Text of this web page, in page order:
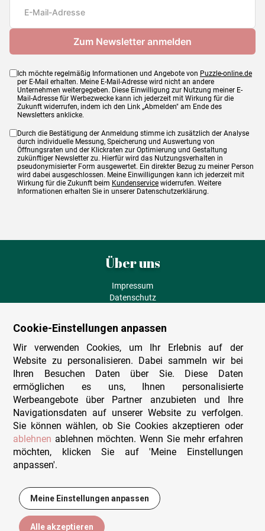
Maße
9,95 €
Ich möchte regelmäßig Informationen und Angebote von Puzzle-online.de
per E-Mail erhalten. Meine E-Mail-Adresse wird nicht an andere
Unternehmen weitergegeben. Diese Einwilligung zur Nutzung meiner E-
Mail-Adresse für Werbezwecke kann ich jederzeit mit Wirkung für die
Zukunft widerrufen, indem ich den Link „Abmelden" am Ende des
Newsletters anklicke.
Durch die Bestätigung der Anmeldung stimme ich zusätzlich der Analyse
durch individuelle Messung, Speicherung und Auswertung von
Öffnungsraten und der Klickraten zur Optimierung und Gestaltung
zukünftiger Newsletter zu. Hierfür wird das Nutzungsverhalten in
pseudonymisierter Form ausgewertet. Ein direkter Bezug zu meiner Person
wird dabei ausgeschlossen. Meine Einwilligungen kann ich jederzeit mit
Wirkung für die Zukunft beim Kundenservice widerrufen. Weitere
Informationen erhalten Sie in unserer Datenschutzerklärung.
Über uns
Impressum
Datenschutz
Versand und Lieferung
Zahlungsarten
Herstellungsland
Widerruf
Sitemap
Beratung & Support
Wir sind persönlich erreichbar
+49 (0)341 4912 210
Kontakt-Formular
Cookie-Einstellungen anpassen
Wir verwenden Cookies, um Ihr Erlebnis auf der
Website zu personalisieren. Dabei sammeln wir bei
Ihren Besuchen Daten über Sie. Diese Daten
ermöglichen es uns, Ihnen personalisierte
Werbeangebote über Partner anzubieten und Ihre
Navigationsdaten auf unserer Website zu verfolgen.
Sie können wählen, ob Sie Cookies akzeptieren oder
ablehnen ablehnen möchten. Wenn Sie mehr erfahren
möchten, klicken Sie auf 'Meine Einstellungen
anpassen'.
Meine Einstellungen anpassen
Alle akzeptieren